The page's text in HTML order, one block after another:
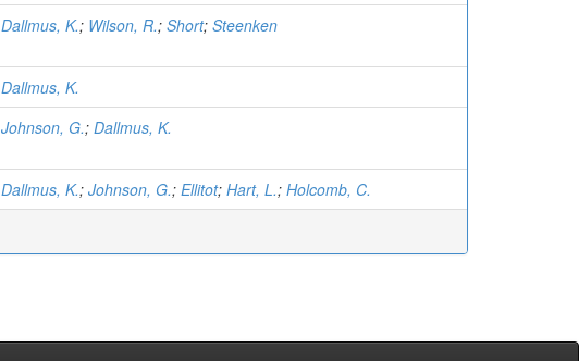
Dallmus, K.; Wilson, R.; Short; Steenken
Dallmus, K.
Johnson, G.; Dallmus, K.
Dallmus, K.; Johnson, G.; Ellitot; Hart, L.; Holcomb, C.